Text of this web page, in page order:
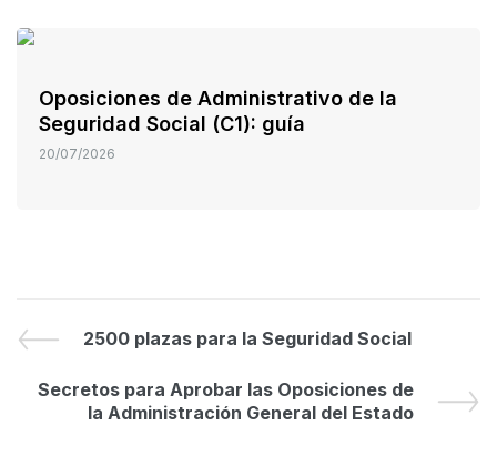
Oposiciones de Administrativo de la
Seguridad Social (C1): guía
20/07/2026
2500 plazas para la Seguridad Social
Secretos para Aprobar las Oposiciones de
la Administración General del Estado